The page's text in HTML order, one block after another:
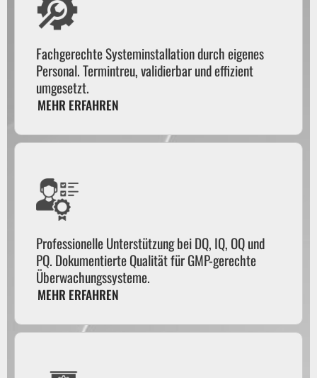
Fachgerechte Systeminstallation durch eigenes
Personal. Termintreu, validierbar und effizient
umgesetzt.
MEHR ERFAHREN
Professionelle Unterstützung bei DQ, IQ, OQ und
PQ. Dokumentierte Qualität für GMP-gerechte
Überwachungssysteme.
MEHR ERFAHREN